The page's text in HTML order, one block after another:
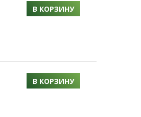
В КОРЗИНУ
В КОРЗИНУ